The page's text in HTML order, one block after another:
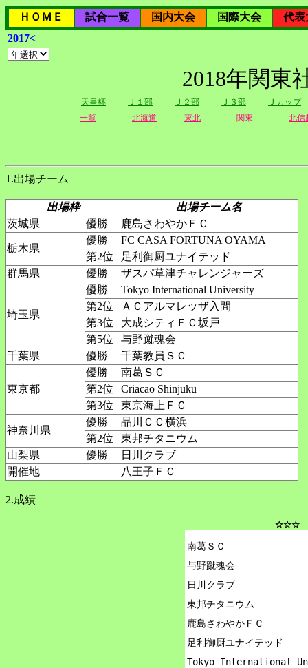
ＨＯＭＥ 試合一覧 国内大会 国際大会
代表
2017<
2018年関東
天皇杯 Ｊ１部 Ｊ２部 Ｊ３部
Ｊカップ
一覧
北海道 東北 関東 北信
1.出場チーム
出場枠
出場チーム名
茨城県
優勝 鹿島さわやかＦＣ
栃木県
優勝
FC CASA FORTUNA OYAMA
第2位
足利御厨ユナイテッド
群馬県
優勝 ザスパ草津チャレンジャーズ
埼玉県
優勝
Tokyo International University
第2位
ＡＣアルマレッザ入間
第3位
大成シティＦＣ坂戸
第5位
与野蹴魂会
千葉県
優勝 千葉教員ＳＣ
東京都
優勝
南葛ＳＣ
第2位
Criacao Shinjuku
第3位
東京海上ＦＣ
神奈川県
優勝
品川ＣＣ横浜
第2位
東邦チタニウム
山梨県
優勝
日川クラブ
開催地
八王子ＦＣ
2.成績
☆☆☆
南葛ＳＣ
与野蹴魂会
日川クラブ
東邦チタニウム
鹿島さわやかＦＣ
足利御厨ユナイテッド
Tokyo International